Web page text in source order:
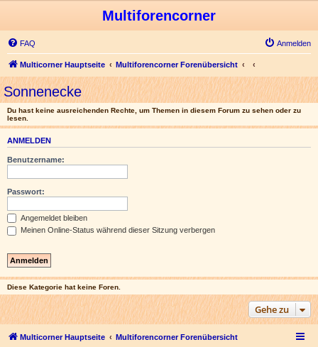
Multiforencorner
FAQ Anmelden
Multicorner Hauptseite Multiforencorner Forenübersicht
Sonnenecke
Du hast keine ausreichenden Rechte, um Themen in diesem Forum zu sehen oder zu
lesen.
ANMELDEN
Benutzername:
Passwort:
Angemeldet bleiben
Meinen Online-Status während dieser Sitzung verbergen
Diese Kategorie hat keine Foren.
Gehe zu
Multicorner Hauptseite Multiforencorner Forenübersicht